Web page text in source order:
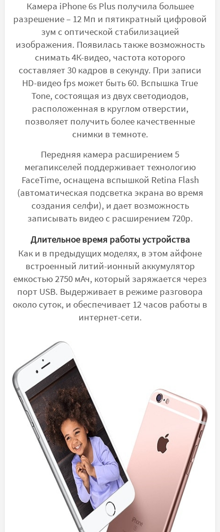
Камера iPhone 6s Plus получила большее
разрешение – 12 Мп и пятикратный цифровой
зум с оптической стабилизацией
изображения. Появилась также возможность
снимать 4К-видео, частота которого
составляет 30 кадров в секунду. При записи
HD-видео fps может быть 60. Вспышка True
Tone, состоящая из двух светодиодов,
расположенная в круглом отверстии,
позволяет получить более качественные
снимки в темноте.
Передняя камера расширением 5
мегапикселей поддерживает технологию
FaceTime, оснащена вспышкой Retina Flash
(автоматическая подсветка экрана во время
создания селфи), и дает возможность
записывать видео с расширением 720p.
Длительное время работы устройства
Как и в предыдущих моделях, в этом айфоне
встроенный литий-ионный аккумулятор
емкостью 2750 мАч, который заряжается через
порт USB. Выдерживает в режиме разговора
около суток, и обеспечивает 12 часов работы в
интернет-сети.